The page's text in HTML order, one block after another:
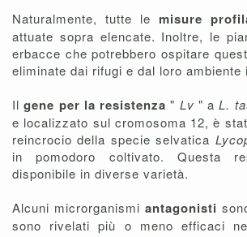
Naturalmente, tutte le misure
attuate sopra elencate. Inoltre, le
erbacce che potrebbero ospitare
eliminate dai rifugi e dal loro ambiente
Ilgene per la resistenza" Lv " aL.
e localizzato sul cromosoma 12, è
reincrocio della specie selvatica
in pomodoro coltivato. Questa
disponibile in diverse varietà.
Alcuni microrganismi antagonisti
sono rivelati più o meno efficaci